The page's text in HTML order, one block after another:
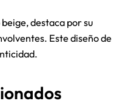
destaca por su
Este diseño de